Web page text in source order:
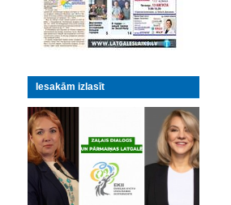
Iesakām izlasīt